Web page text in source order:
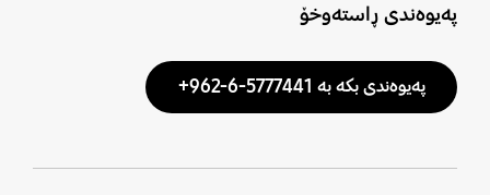
پەیوەندی ڕاستەوخۆ
پەیوەندی بکە بە 5777441-6-962+